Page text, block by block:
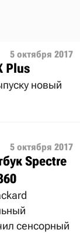
5 октября 2017
Plus
новый
5 октября 2017
Spectre
сенсорный